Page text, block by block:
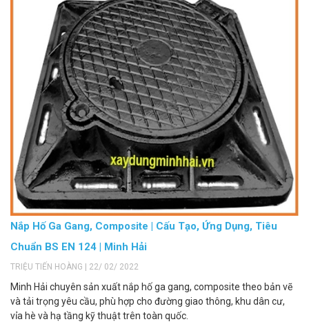
Nắp Hố Ga Gang, Composite | Cấu Tạo, Ứng Dụng, Tiêu
Chuẩn BS EN 124 | Minh Hải
TRIỆU TIẾN HOÀNG | 22/ 02/ 2022
Minh Hải chuyên sản xuất nắp hố ga gang, composite theo bản vẽ
và tải trọng yêu cầu, phù hợp cho đường giao thông, khu dân cư,
vỉa hè và hạ tầng kỹ thuật trên toàn quốc.